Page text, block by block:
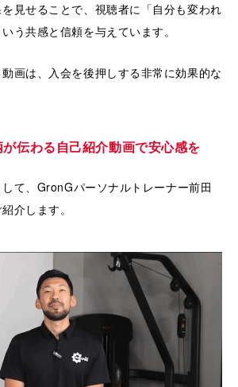
見せることで、視聴者に「自分も変われ
う共感と信頼を与えています。
画は、入会を後押しする非常に効果的な
が伝わる自己紹介動画で安心感を
て、GronGパーソナルトレーナー前田
介します。